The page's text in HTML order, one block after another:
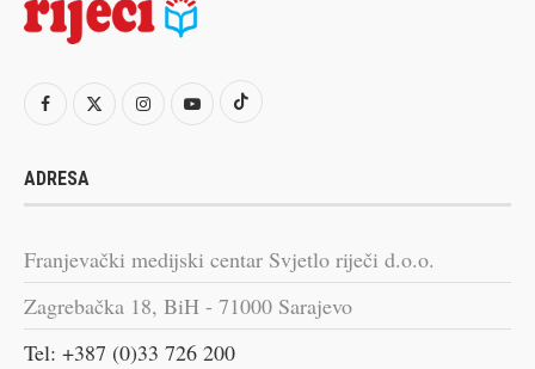
ADRESA
Franjevački medijski centar Svjetlo riječi d.o.o.
Zagrebačka 18, BiH - 71000 Sarajevo
Tel: +387 (0)33 726 200